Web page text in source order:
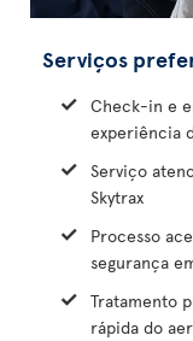
Serviços
Check-in e
experiência
Serviço
Skytrax
Processo
segurança
Tratamento
rápida do